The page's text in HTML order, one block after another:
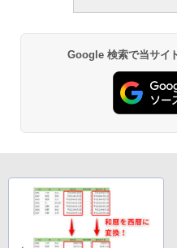
し
￥16,980
Kindle
Google 検索で当サイ